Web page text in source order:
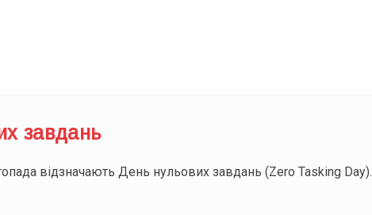
завдань
відзначають День нульових завдань (Zero Tasking Day).